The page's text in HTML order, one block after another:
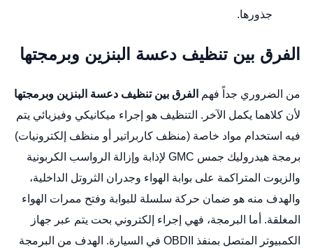
جذورها.
الفرق بين تنظيف دعسة البنزين وبرمجتها
من الضروري جداً فهم
الفرق بين تنظيف دعسة البنزين وبرمجتها
لأن كلاهما يكمل الآخر. التنظيف هو إجراء ميكانيكي وفيزيائي يتم
فيه استخدام مواد خاصة (منظف كاربراتير أو منظف إلكترونيات)
برمجة هيدروليك جمس GMC
لإذابة وإزالة الرواسب الكربونية
والزيوت المتراكمة على بوابة الهواء وجدران الثروتل الداخلية،
والهدف منه هو ضمان حركة سلسلة للبوابة وفتح ممرات الهواء
المغلقة. أما البرمجة، فهي إجراء إلكتروني بحت يتم عبر جهاز
الكمبيوتر المتصل بمنفذ OBDII في السيارة. الهدف من البرمجة